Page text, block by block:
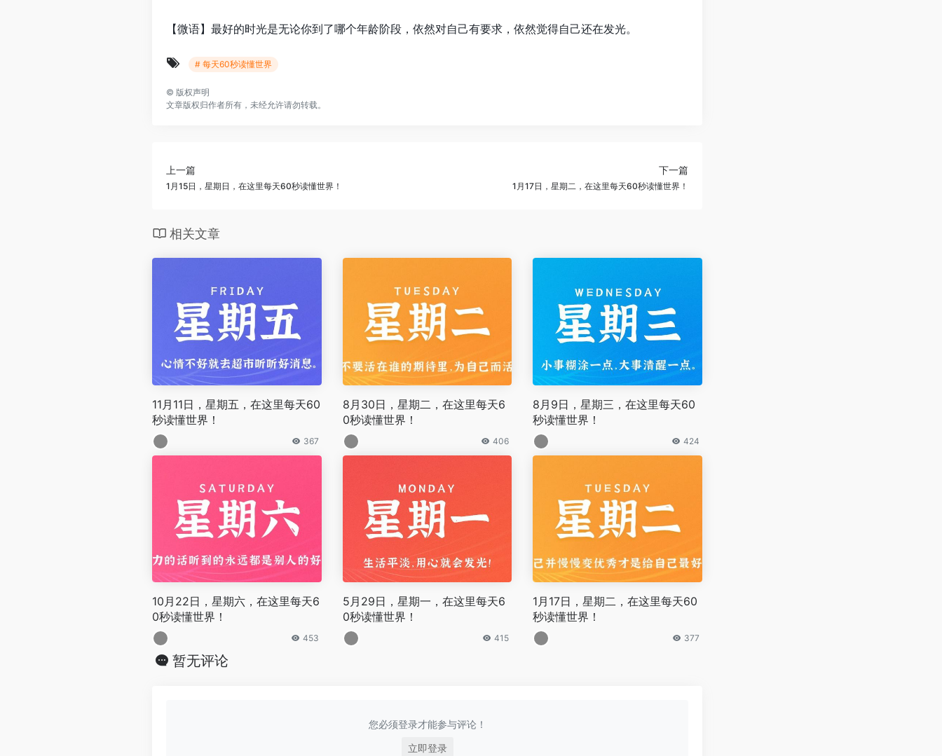
【微语】最好的时光是无论你到了哪个年龄阶段，依然对自己有要求，依然觉得自己还在发光。
# 每天60秒读懂世界
© 版权声明
文章版权归作者所有，未经允许请勿转载。
上一篇
1月15日，星期日，在这里每天60秒读懂世界！
下一篇
1月17日，星期二，在这里每天60秒读懂世界！
相关文章
11月11日，星期五，在这里每天60
秒读懂世界！
367
8月30日，星期二，在这里每天6
0秒读懂世界！
406
8月9日，星期三，在这里每天60
秒读懂世界！
424
10月22日，星期六，在这里每天6
0秒读懂世界！
453
5月29日，星期一，在这里每天6
0秒读懂世界！
415
1月17日，星期二，在这里每天60
秒读懂世界！
377
暂无评论
您必须登录才能参与评论！
立即登录